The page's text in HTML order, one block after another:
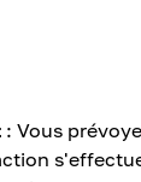
: Vous